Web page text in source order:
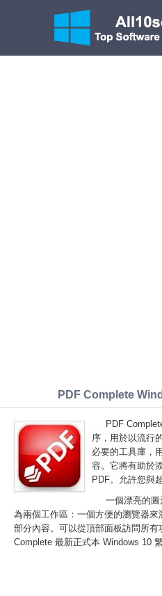
PDF Complete
PDF
序，用於以流行
必要的工具庫，
容。它將有助於
PDF。允許您與
一個漂亮的
為兩個工作區：一個方便的瀏覽器
部分內容。可以從頂部面板訪問所
Complete 最新正式本 Windows 10 繁